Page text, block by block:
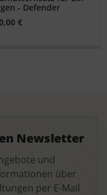
- Defender
€
Newsletter
und
über
per E-Mail